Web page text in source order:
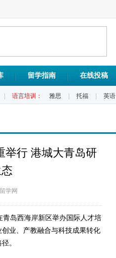
留学指南 在线投稿
语言培训： 雅思 托福 英语
举行 港城大青岛研
学网
岛西海岸新区举办国际人才培
业、产教融合与科技成果转化
。